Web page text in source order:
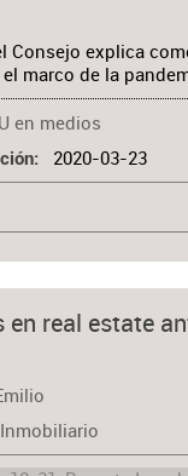
Consejo explica
marco de la
en medios
2020-03-23
en real estate